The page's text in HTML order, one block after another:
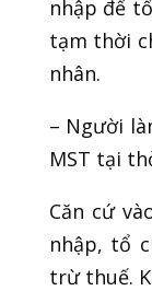
nhập để
tạm thời
nhân.
– Người
MST tại
Căn cứ
nhập, tổ
trừ thuế.